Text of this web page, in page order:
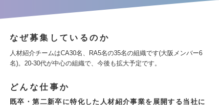
なぜ募集しているのか
人材紹介チームはCA30名、RA5名の35名の組織です(大阪メンバー6
名)。20-30代が中心の組織で、今後も拡大予定です。
どんな仕事か
既卒・第二新卒に特化した人材紹介事業を展開する当社に